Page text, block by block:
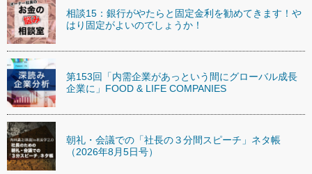
相談15：銀行がやたらと固定金利を勧めてきます！や
はり固定がよいのでしょうか！
第153回「内需企業があっという間にグローバル成長
企業に」FOOD & LIFE COMPANIES
朝礼・会議での「社長の３分間スピーチ」ネタ帳
（2026年8月5日号）